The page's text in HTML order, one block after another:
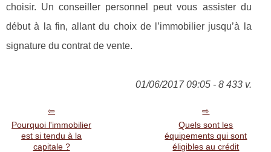
choisir. Un conseiller personnel peut vous assister du
début à la fin, allant du choix de l’immobilier jusqu’à la
signature du contrat de vente.
01/06/2017 09:05 - 8 433 v.
Pourquoi l'immobilier
est si tendu à la
capitale ?
Quels sont les
équipements qui sont
éligibles au crédit